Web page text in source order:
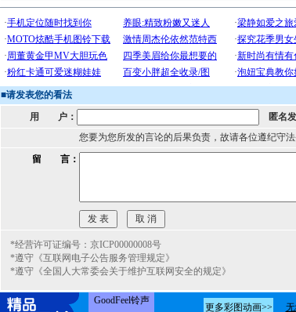
■请发表您的看法
用 户：
匿名
您要为您所发的言论的后果负责，故请各位遵纪守法
留 言：
*经营许可证编号：京ICP00000008号
*遵守《互联网电子公告服务管理规定》
*遵守《全国人大常委会关于维护互联网安全的规定》